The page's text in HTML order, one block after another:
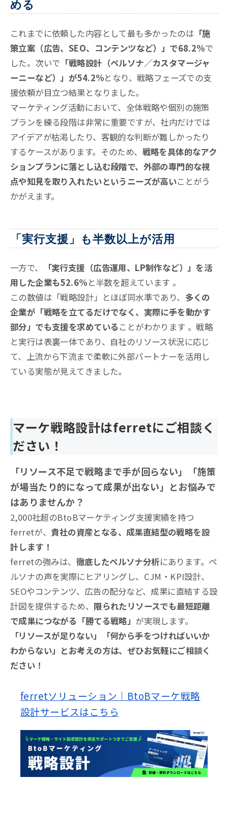
める
これまでに依頼した内容として最も多かったのは 「施
策立案（広告、SEO、コンテンツなど）」で68.2%で
した。次いで 「戦略設計（ペルソナ／カスタマージャ
ーニーなど）」が54.2%となり、戦略フェーズでの支
援依頼が目立つ結果となりました。
マーケティング活動において、全体戦略や個別の施策
プランを練る段階は非常に重要ですが、社内だけでは
アイデアが枯渇したり、客観的な判断が難しかったり
するケースがあります。そのため、 戦略を具体的なアク
ションプランに落とし込む段階で、外部の専門的な視
点や知見を取り入れたいというニーズが高いことがう
かがえます。
「実行支援」も半数以上が活用
一方で、
「実行支援（広告運用、LP制作など）」を活
用した企業も52.6%と半数を超えています 。
この数値は「戦略設計」とほぼ同水準であり、 多くの
企業が「戦略を立てるだけでなく、実際に手を動かす
部分」でも支援を求めている ことがわかります 。戦略
と実行は表裏一体であり、自社のリソース状況に応じ
て、上流から下流まで柔軟に外部パートナーを活用し
ている実態が見えてきました。
マーケ戦略設計はferretにご相談く
ださい！
「リソース不足で戦略まで手が回らない」「施策
が場当たり的になって成果が出ない」とお悩みで
はありませんか？
2,000社超のBtoBマーケティング支援実績を持つ
ferretが、貴社の資産となる、成果直結型の戦略を設
計します！
ferretの強みは、 徹底したペルソナ分析にあります。ペ
ルソナの声を実際にヒアリングし、CJM・KPI設計、
SEOやコンテンツ、広告の配分など、成果に直結する設
計図を提供するため、 限られたリソースでも最短距離
で成果につながる「勝てる戦略」 が実現します。
「リソースが足りない」「何から手をつければいいか
わからない」とお考えの方は、ぜひお気軽にご相談く
ださい！
ferretソリューション｜BtoBマーケ戦略
設計サービスはこちら